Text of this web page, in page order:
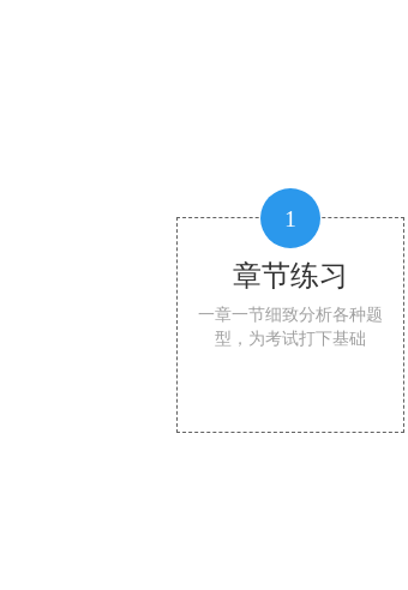
1
章节练习
一章一节细致分析各种题
型，为考试打下基础